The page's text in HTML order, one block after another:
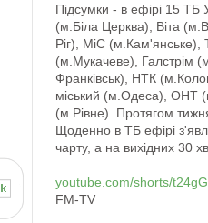
Підсумки - в ефірі 15 ТБ
(м.Біла Церква), Віта
Ріг), МіС (м.Кам'янське),
(м.Мукачеве), Галстрім
Франківськ), НТК
міський (м.Одеса), ОНТ
(м.Рівне). Протягом
Щоденно в ТБ ефірі
чарту, а на вихідних 30
youtube.com/shorts/
FM-TV